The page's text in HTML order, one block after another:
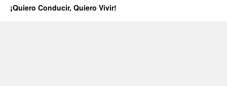
¡Quiero Conducir, Quiero Vivir!